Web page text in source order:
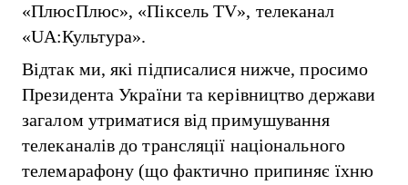
«ПлюсПлюс», «Піксель TV», телеканал
«UA:Культура».
Відтак ми, які підписалися нижче, просимо
Президента України та керівництво держави
загалом утриматися від примушування
телеканалів до трансляції національного
телемарафону (що фактично припиняє їхню